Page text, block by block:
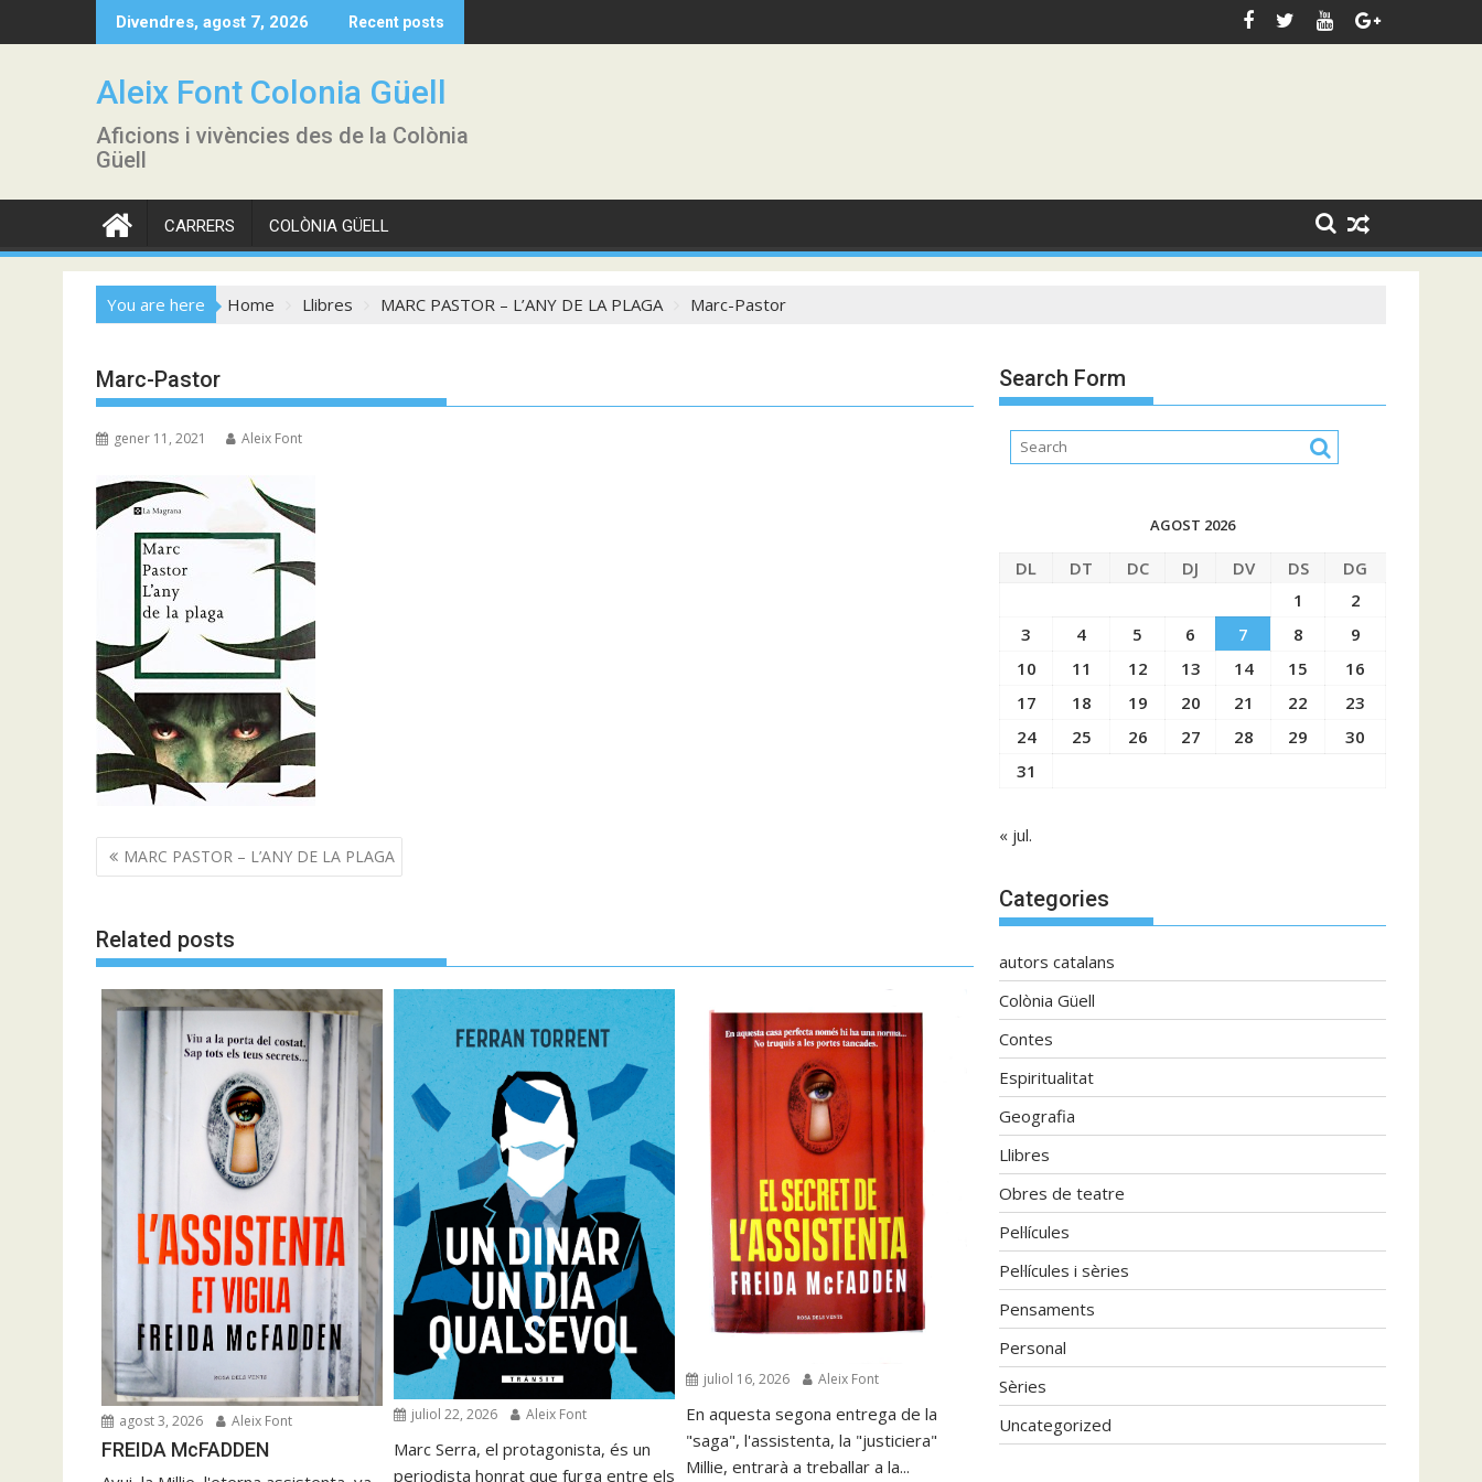
to
Divendres, agost 7, 2026 Recent posts
Aleix Font Colonia Güell
Aficions i vivències des de la Colònia
Güell
CARRERS COLÒNIA GÜELL
You are here Home Llibres MARC PASTOR – L’ANY DE LA PLAGA Marc-Pastor
Marc-Pastor
gener 11, 2021 Aleix Font
Navegació
d'entrades
MARC PASTOR – L’ANY DE LA PLAGA
Related posts
agost 3, 2026 Aleix Font
FREIDA McFADDEN
juliol 22, 2026 Aleix Font
Marc Serra, el protagonista, és un
periodista honrat que furga entre els
juliol 16, 2026 Aleix Font
En aquesta segona entrega de la
"saga", l'assistenta, la "justiciera"
Millie, entrarà a treballar a la...
Search Form
AGOST 2026
DL DT DC DJ DV DS
DG
1
2
3
4 5 6 7 8
9
10
11 12 13 14 15
16
17
18 19 20 21 22
23
24
25 26 27 28 29
30
31
« jul.
Categories
autors catalans
Colònia Güell
Contes
Espiritualitat
Geografia
Llibres
Obres de teatre
Pel·lícules
Pel·lícules i sèries
Pensaments
Personal
Sèries
Uncategorized